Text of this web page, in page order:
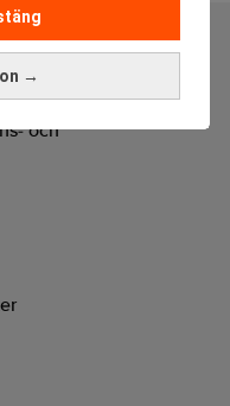
→
nyhetskanal för
och